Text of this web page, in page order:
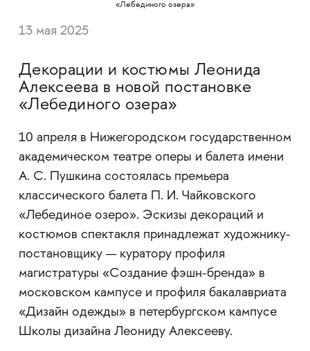
13 мая 2025
Декорации и костюмы Леонида
Алексеева в новой постановке
«Лебединого озера»
10 апреля в Нижегородском государственном
академическом театре оперы и балета имени
А. С. Пушкина состоялась премьера
классического балета П. И. Чайковского
«Лебединое озеро». Эскизы декораций и
костюмов спектакля принадлежат художнику-
постановщику — куратору профиля
магистратуры «Создание фэшн-бренда» в
московском кампусе и профиля бакалавриата
«Дизайн одежды» в петербургском кампусе
Школы дизайна Леониду Алексееву.